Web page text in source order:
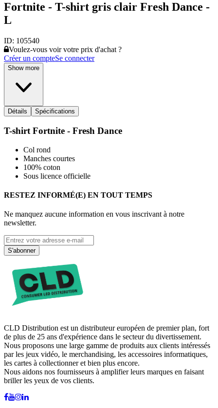
Fortnite - T-shirt gris clair Fresh Dance -
L
ID: 105540
Voulez-vous voir votre prix d'achat ?
Créer un compteSe connecter
Show more
Détails Spécifications
T-shirt Fortnite - Fresh Dance
Col rond
Manches courtes
100% coton
Sous licence officielle
RESTEZ INFORMÉ(E) EN TOUT TEMPS
Ne manquez aucune information en vous inscrivant à notre
newsletter.
S'abonner
CLD Distribution est un distributeur européen de premier plan, fort
de plus de 25 ans d'expérience dans le secteur du divertissement.
Nous proposons une large gamme de produits aux clients intéressés
par les jeux vidéo, le merchandising, les accessoires informatiques,
les cartes à collectionner et bien plus encore.
Nous aidons nos fournisseurs à amplifier leurs marques en faisant
briller les yeux de vos clients.